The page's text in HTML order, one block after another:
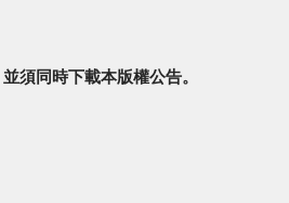
須同時下載本版權公告。